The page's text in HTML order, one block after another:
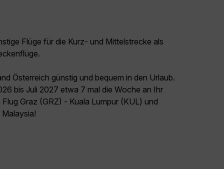
Flüge für die Kurz- und Mittelstrecke als
Österreich günstig und bequem in den Urlaub.
bis Juli 2027 etwa 7 mal die Woche an Ihr
Graz (GRZ) - Kuala Lumpur (KUL) und